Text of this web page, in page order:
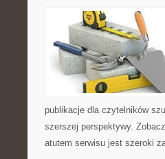
publikacje dla czytelników
szerszej perspektywy.
atutem serwisu jest szeroki